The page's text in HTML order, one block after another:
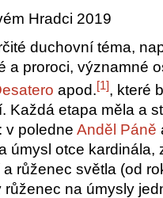
Hradci 2019
duchovní téma,
a proroci, významné
apod.[1], které
Každá etapa měla a
v poledne Anděl Páně
úmysl otce kardinála,
růženec světla (od
na úmysly